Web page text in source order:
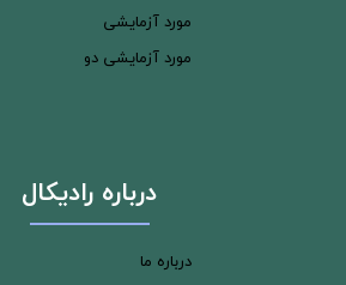
مورد آزمایشی
مورد آزمایشی دو
درباره رادیکال
درباره ما